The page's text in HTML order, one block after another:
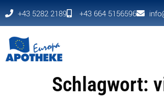
+43 5282 2189 +43 664 5156596
Schlagwort: